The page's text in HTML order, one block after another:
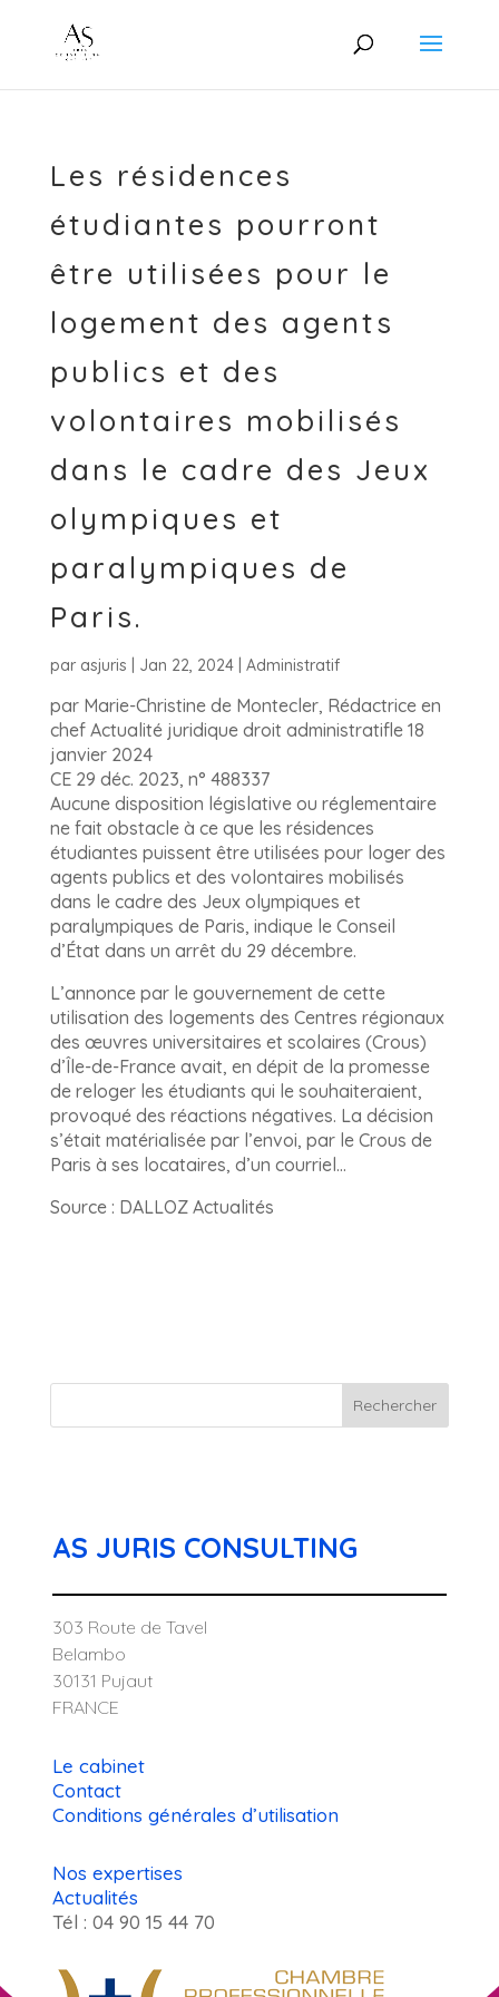
Les résidences
étudiantes pourront
être utilisées pour le
logement des agents
publics et des
volontaires mobilisés
dans le cadre des Jeux
olympiques et
paralympiques de
Paris.
par asjuris Jan 22, 2024| Administratif
par Marie-Christine de Montecler, Rédactrice en
chef Actualité juridique droit administratifle 18
janvier 2024
CE 29 déc. 2023, n° 488337
Aucune disposition législative ou réglementaire
ne fait obstacle à ce que les résidences
étudiantes puissent être utilisées pour loger des
agents publics et des volontaires mobilisés
dans le cadre des Jeux olympiques et
paralympiques de Paris, indique le Conseil
d’État dans un arrêt du 29 décembre.
L’annonce par le gouvernement de cette
utilisation des logements des Centres régionaux
des œuvres universitaires et scolaires (Crous)
d’Île-de-France avait, en dépit de la promesse
de reloger les étudiants qui le souhaiteraient,
provoqué des réactions négatives. La décision
s’était matérialisée par l’envoi, par le Crous de
Paris à ses locataires, d’un courriel…
Source : DALLOZ Actualités
Rechercher
AS JURIS CONSULTING
303 Route de Tavel
Belambo
30131 Pujaut
FRANCE
Le cabinet
Contact
Conditions générales d’utilisation
Nos expertises
Actualités
Tél : 04 90 15 44 70